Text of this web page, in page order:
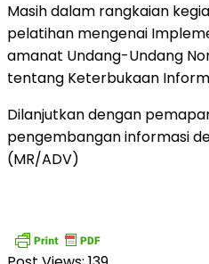
Masih dalam rangkaian
pelatihan mengenai
amanat Undang-Undang
tentang Keterbukaan
Dilanjutkan dengan
pengembangan informasi
(MR/ADV)